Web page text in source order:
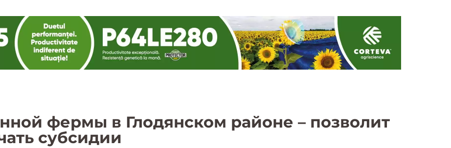
фермы в Глодянском районе – позволит
субсидии